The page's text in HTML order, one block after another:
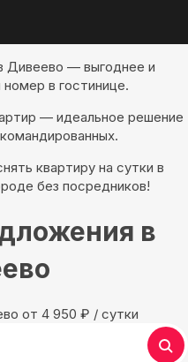
Дивеево — выгоднее и
в гостинице.
— идеальное решение
квартиру на сутки в
без посредников!
в
oт 4 950 ₽ / сутки